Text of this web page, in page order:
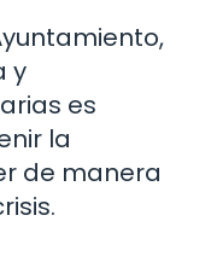
y
es
la
de manera